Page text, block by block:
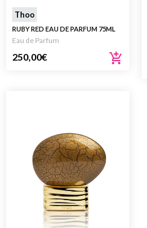
Thoo
RUBY RED EAU DE PARFUM 75ML
Eau de Parfum
250,00€